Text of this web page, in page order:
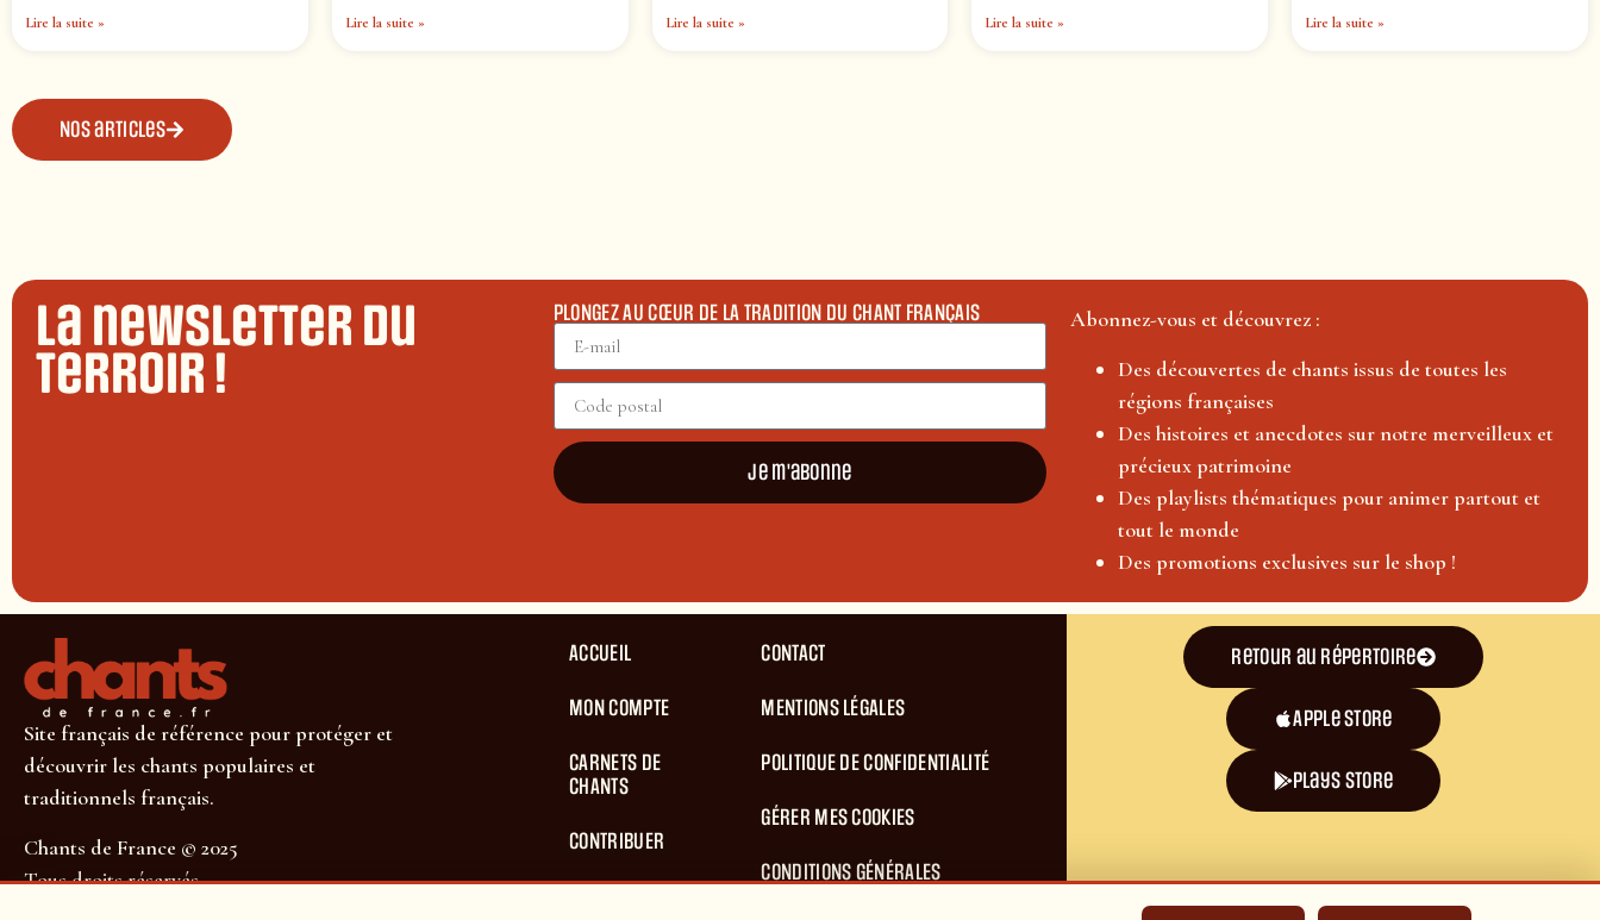
Lire la suite » Lire la suite » Lire la suite » Lire la suite » Lire la suite »
Nos articles
La newsletter du
terroir !
PLONGEZ AU CŒUR DE LA TRADITION DU CHANT FRANÇAIS
Je m'abonne
Abonnez-vous et découvrez :
Des découvertes de chants issus de toutes les
régions françaises
Des histoires et anecdotes sur notre merveilleux et
précieux patrimoine
Des playlists thématiques pour animer partout et
tout le monde
Des promotions exclusives sur le shop !
Site français de référence pour protéger et
découvrir les chants populaires et
traditionnels français.
Chants de France © 2025
Tous droits réservés
ACCUEIL
MON COMPTE
CARNETS DE
CHANTS
CONTRIBUER
CONTACT
MENTIONS LÉGALES
POLITIQUE DE CONFIDENTIALITÉ
GÉRER MES COOKIES
CONDITIONS GÉNÉRALES
Retour au répertoire
Apple Store
plays store